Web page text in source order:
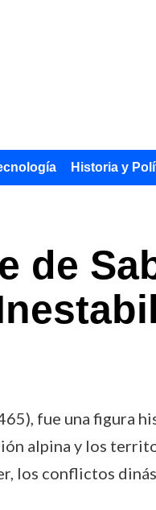
Historia y
de
fue una figura
alpina y los
los conflictos